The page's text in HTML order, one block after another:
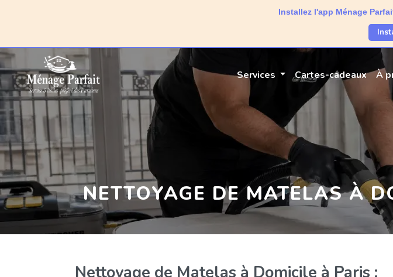
Installez l'app Ménage
Services Cartes-cadeaux À
NETTOYAGE DE MATELAS À
Nettoyage de Matelas à Domicile à Paris :